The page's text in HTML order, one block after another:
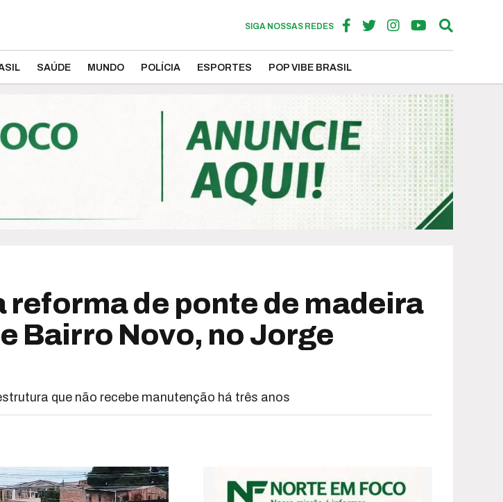
SIGA NOSSAS REDES
SAÚDE MUNDO POLÍCIA ESPORTES POP VIBE BRASIL
de ponte de madeira
Bairro Novo, no Jorge
que não recebe manutenção há três anos